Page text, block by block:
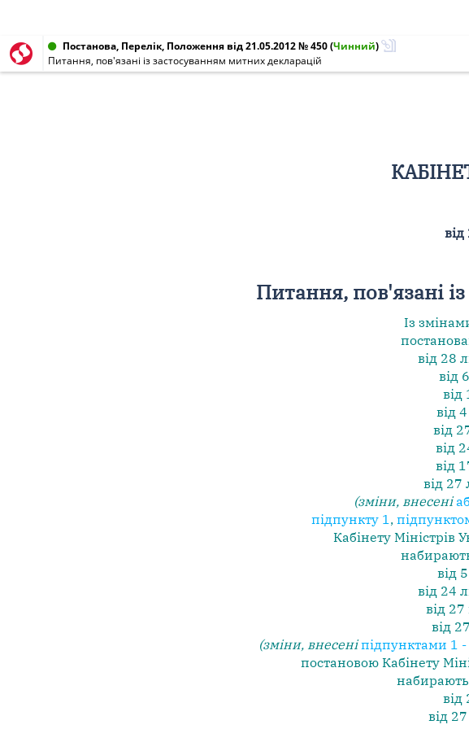
Постанова, Перелік, Положення від 21.05.2012 № 450(Чинний)
Питання, пов'язані із застосуванням митних декларацій